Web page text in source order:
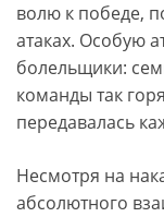
волю к победе,
атаках. Особую
болельщики:
команды так
передавалась
Несмотря на
абсолютного